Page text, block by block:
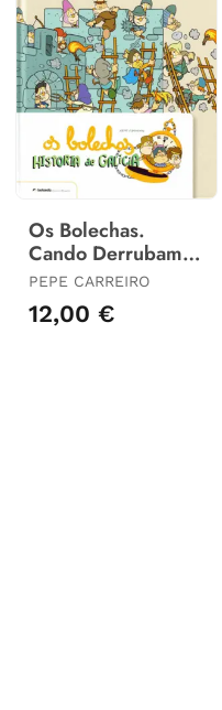
Os Bolechas.
Cando Derrubamos
os Castelos
PEPE CARREIRO
12,00 €